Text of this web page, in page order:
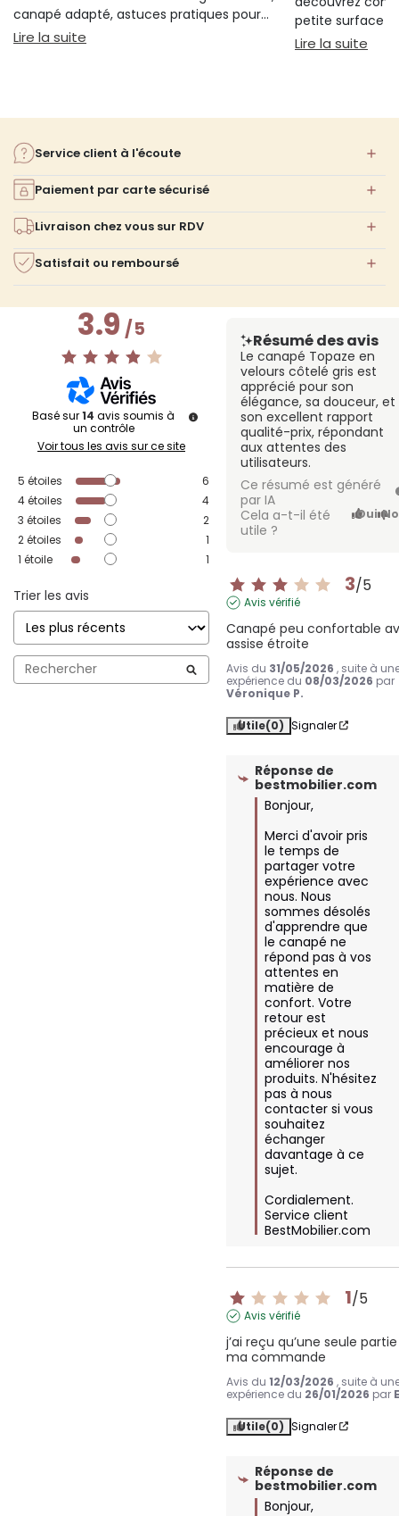
canapé adapté, astuces pratiques pour
bien s'installer.
Lire la suite : Sieste sur canapé : pourquoi 20 minutes
petite surface à
confort ni
Lire la suite
Service client à l'écoute
Paiement par carte sécurisé
Livraison chez vous sur RDV
Satisfait ou remboursé
3.9/5
Basé sur14 avis soumis à
un contrôle
Voir tous les avis sur ce site
5 étoiles
6
4étoiles
4
3 étoiles
2
2étoiles
1
1 étoile 1
Trier les avis
Résumé des avis
Le canapé Topaze en
velours côtelé gris est
apprécié pour son
élégance, sa douceur, et
son excellent rapport
qualité-prix, répondant
aux attentes des
utilisateurs.
Ce résumé est généré
par IA
Cela a-t-il été
utile ?
Oui
3/5
Avis vérifié
Canapé peu confortable
assise étroite
Avis du 31/05/2026 , suite à
expérience du 08/03/2026 par
Véronique P.
Utile(0) Signaler
Réponse de
bestmobilier.com
Bonjour,
Merci d'avoir pris
le temps de
partager votre
expérience avec
nous. Nous
sommes désolés
d'apprendre que
le canapé ne
répond pas à vos
attentes en
matière de
confort. Votre
retour est
précieux et nous
encourage à
améliorer nos
produits. N'hésitez
pas à nous
contacter si vous
souhaitez
échanger
davantage à ce
sujet.
Cordialement.
Service client
BestMobilier.com
1/5
Avis vérifié
j’ai reçu qu’une seule
ma commande
Avis du12/03/2026 , suite à
expérience du 26/01/2026 par
Utile(0) Signaler
Réponse de
bestmobilier.com
Bonjour,